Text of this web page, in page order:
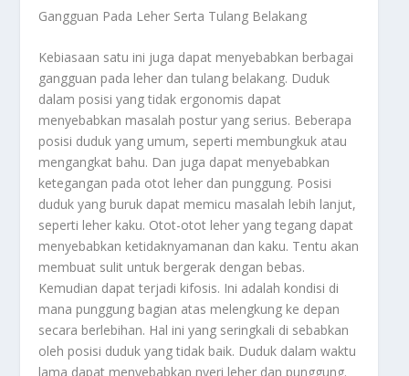
Gangguan Pada Leher Serta Tulang Belakang
Kebiasaan satu ini juga dapat menyebabkan berbagai
gangguan pada leher dan tulang belakang. Duduk
dalam posisi yang tidak ergonomis dapat
menyebabkan masalah postur yang serius. Beberapa
posisi duduk yang umum, seperti membungkuk atau
mengangkat bahu. Dan juga dapat menyebabkan
ketegangan pada otot leher dan punggung. Posisi
duduk yang buruk dapat memicu masalah lebih lanjut,
seperti leher kaku. Otot-otot leher yang tegang dapat
menyebabkan ketidaknyamanan dan kaku. Tentu akan
membuat sulit untuk bergerak dengan bebas.
Kemudian dapat terjadi kifosis. Ini adalah kondisi di
mana punggung bagian atas melengkung ke depan
secara berlebihan. Hal ini yang seringkali di sebabkan
oleh posisi duduk yang tidak baik. Duduk dalam waktu
lama dapat menyebabkan nyeri leher dan punggung.